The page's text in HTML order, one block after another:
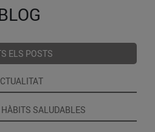
ELS POSTS
SALUDABLES